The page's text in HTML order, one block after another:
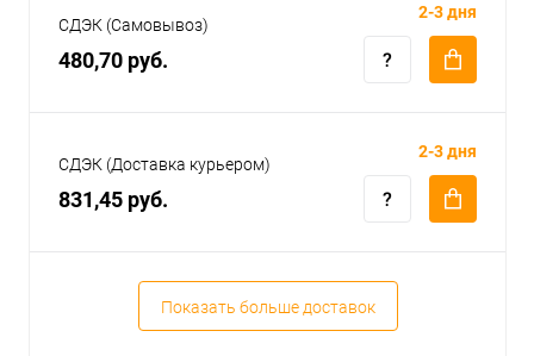
СДЭК (Самовывоз)
480,70 руб.
2-3 дня
СДЭК (Доставка курьером)
831,45 руб.
2-3 дня
Показать больше доставок